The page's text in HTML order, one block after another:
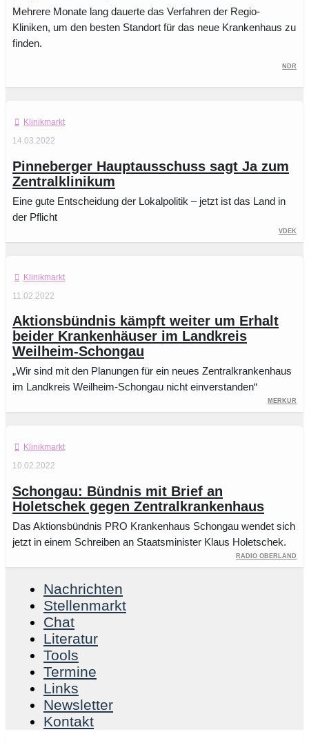
Mehrere Monate lang dauerte das Verfahren der Regio-
Kliniken, um den besten Standort für das neue Krankenhaus zu
finden.
NDR
Klinikmarkt
14.03.2022
Pinneberger Hauptausschuss sagt Ja zum
Zentralklinikum
Eine gute Entscheidung der Lokalpolitik – jetzt ist das Land in
der Pflicht
vdek
Klinikmarkt
11.02.2022
Aktionsbündnis kämpft weiter um Erhalt
beider Krankenhäuser im Landkreis
Weilheim-Schongau
„Wir sind mit den Planungen für ein neues Zentralkrankenhaus
im Landkreis Weilheim-Schongau nicht einverstanden“
Merkur
Klinikmarkt
10.02.2022
Schongau: Bündnis mit Brief an
Holetschek gegen Zentralkrankenhaus
Das Aktionsbündnis PRO Krankenhaus Schongau wendet sich
jetzt in einem Schreiben an Staatsminister Klaus Holetschek.
Radio Oberland
Nachrichten
Stellenmarkt
Chat
Literatur
Tools
Termine
Links
Newsletter
Kontakt